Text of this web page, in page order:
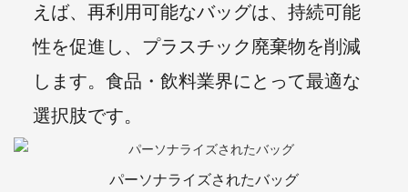
えば、再利用可能なバッグは、持続可能
性を促進し、プラスチック廃棄物を削減
します。食品・飲料業界にとって最適な
選択肢です。
パーソナライズされたバッグ